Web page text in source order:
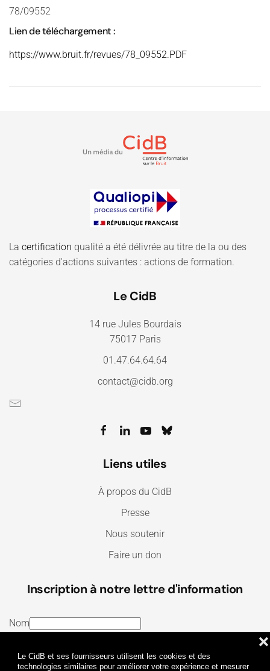
Le CidB et ses fournisseurs utilisent les cookies et des
technologies similaires pour améliorer votre expérience et mesurer
❌
78/09552
Lien de téléchargement :
https://www.bruit.fr/revues/78_09552.PDF
La certification qualité a été délivrée au titre de la ou des
catégories d'actions suivantes : actions de formation.
Le CidB
14 rue Jules Bourdais
75017 Paris
01.47.64.64.64
contact@cidb.org
Liens utiles
À propos du CidB
Presse
Nous soutenir
Faire un don
Inscription à notre lettre d'information
Nom
J’ai lu et j’accepte lesTermes et conditionset la